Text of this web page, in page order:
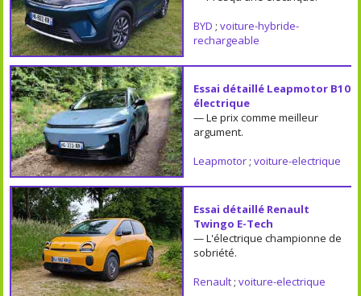
BYD ; voiture-hybride-
rechargeable
Essai détaillé Leapmotor B10
électrique
— Le prix comme meilleur
argument.
Leapmotor; voiture-electrique
Essai détaillé Renault
Twingo E-Tech
— L'électrique championne de
sobriété.
Renault; voiture-electrique